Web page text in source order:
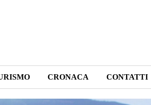
CRONACA CONTATTI